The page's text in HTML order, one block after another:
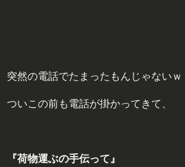
突然の電話でたまったもんじゃないｗ
ついこの前も電話が掛かってきて、
『荷物運ぶの手伝って』